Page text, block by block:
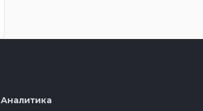
Аналитика